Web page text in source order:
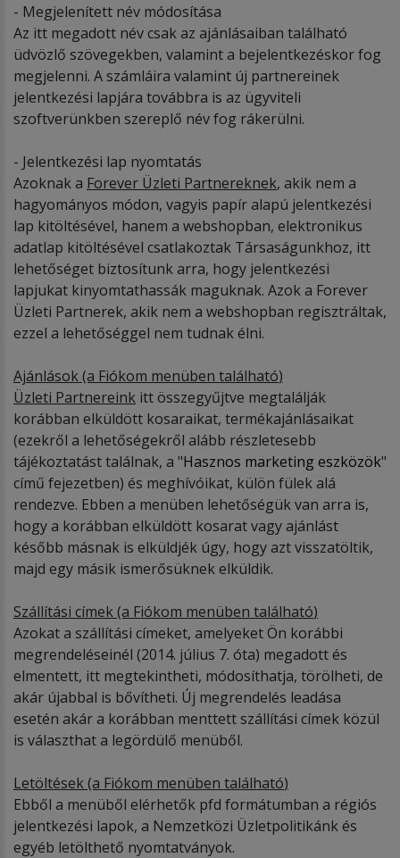
- Megjelenített név módosítása
Az itt megadott név csak az ajánlásaiban található
üdvözlő szövegekben, valamint a bejelentkezéskor fog
megjelenni. A számláira valamint új partnereinek
jelentkezési lapjára továbbra is az ügyviteli
szoftverünkben szereplő név fog rákerülni.
- Jelentkezési lap nyomtatás
Azoknak a Forever Üzleti Partnereknek, akik nem a
hagyományos módon, vagyis papír alapú jelentkezési
lap kitöltésével, hanem a webshopban, elektronikus
adatlap kitöltésével csatlakoztak Társaságunkhoz, itt
lehetőséget biztosítunk arra, hogy jelentkezési
lapjukat kinyomtathassák maguknak. Azok a Forever
Üzleti Partnerek, akik nem a webshopban regisztráltak,
ezzel a lehetőséggel nem tudnak élni.
Ajánlások (a Fiókom menüben található)
Üzleti Partnereink itt összegyűjtve megtalálják
korábban elküldött kosaraikat, termékajánlásaikat
(ezekről a lehetőségekről alább részletesebb
tájékoztatást találnak, a "Hasznos marketing eszközök"
című fejezetben) és meghívóikat, külön fülek alá
rendezve. Ebben a menüben lehetőségük van arra is,
hogy a korábban elküldött kosarat vagy ajánlást
később másnak is elküldjék úgy, hogy azt visszatöltik,
majd egy másik ismerősüknek elküldik.
Szállítási címek (a Fiókom menüben található)
Azokat a szállítási címeket, amelyeket Ön korábbi
megrendeléseinél (2014. július 7. óta) megadott és
elmentett, itt megtekintheti, módosíthatja, törölheti, de
akár újabbal is bővítheti. Új megrendelés leadása
esetén akár a korábban menttett szállítási címek közül
is választhat a legördülő menüből.
Letöltések(a Fiókom menüben található)
Ebből a menüből elérhetők pfd formátumban a régiós
jelentkezési lapok, a Nemzetközi Üzletpolitikánk és
egyéb letölthető nyomtatványok.